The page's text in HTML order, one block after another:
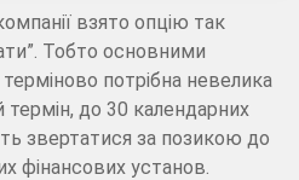
взято опцію так
Тобто основними
потрібна невелика
до 30 календарних
звертатися за позикою до
фінансових установ.